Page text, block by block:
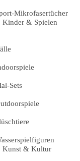
Mikrofasertücher
Kinder & Spielen
Sets
Kunst & Kultur